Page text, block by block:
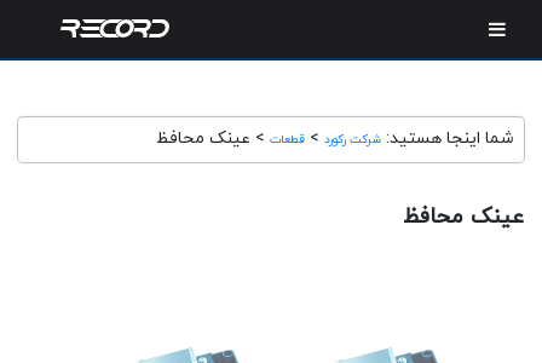
شما اینجا هستید: شرکت رکورد > قطعات > عینک محافظ
عینک محافظ